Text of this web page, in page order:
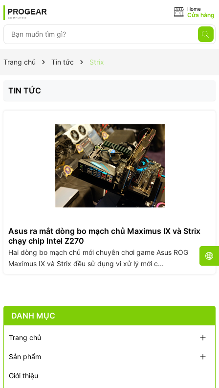
Home
Cửa hàng
Trang chủ Tin tức Strix
TIN TỨC
Asus ra mắt dòng bo mạch chủ Maximus IX và Strix
chạy chip Intel Z270
Hai dòng bo mạch chủ mới chuyên chơi game Asus ROG
Maximus IX và Strix đều sử dụng vi xử lý mới c...
DANH MỤC
Trang chủ
Sản phẩm
Giới thiệu